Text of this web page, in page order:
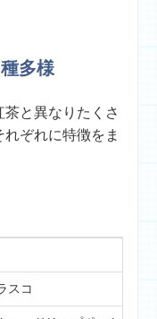
多様
と異なりたくさ
ぞれに特徴をま
スコ